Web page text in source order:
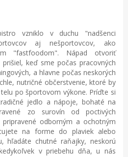
vzniklo v duchu "nadšenci
aj nešportovcov, ako
"fastfoodom". Nápad otvoriť
keď sme počas pracovných
a hlavne počas neskorých
nutričné občerstvenie, ktoré by
po športovom výkone. Príďte si
jedlo a nápoje, bohaté na
zo surovín od poctivých
odborným a ochotným
na forme do plaviek alebo
hľadáte chutné raňajky, neskorú
v priebehu dňa, u nás